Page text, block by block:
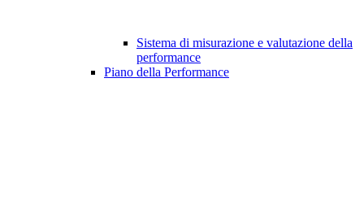
Sistema di misurazione e valutazione della
performance
Piano della Performance